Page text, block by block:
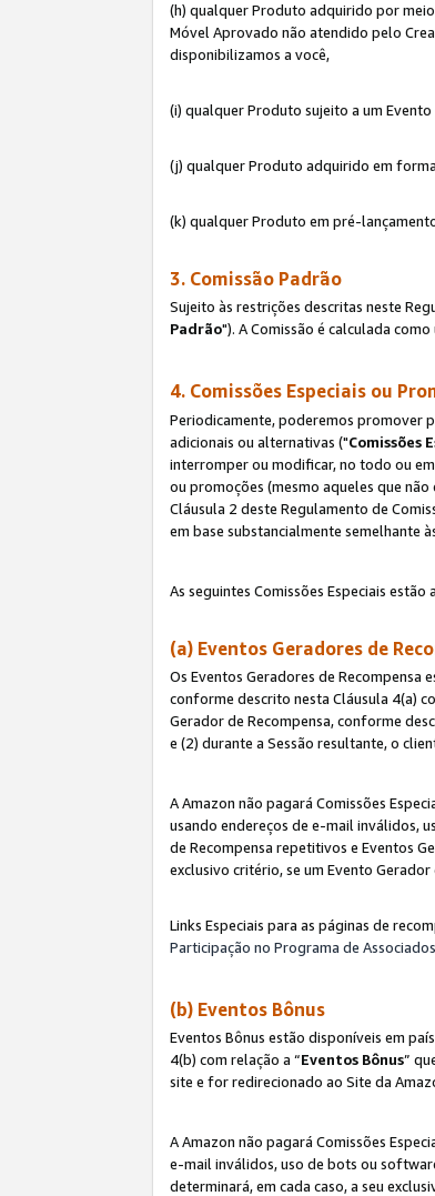
(h) qualquer Produto adquirido por
Móvel Aprovado não atendido pelo
disponibilizamos a você,
(i) qualquer Produto sujeito a um
(j) qualquer Produto adquirido em
(k) qualquer Produto em pré-
3. Comissão Padrão
Sujeito às restrições descritas neste
Padrão"). A Comissão é calculada
4. Comissões Especiais ou
Periodicamente, poderemos promover
adicionais ou alternativas ("Comissões
interromper ou modificar, no todo ou
ou promoções (mesmo aqueles que
Cláusula 2 deste Regulamento de
em base substancialmente semelhante
As seguintes Comissões Especiais
(a) Eventos Geradores de
Os Eventos Geradores de Recompensa
conforme descrito nesta Cláusula 4(a)
Gerador de Recompensa, conforme
e (2) durante a Sessão resultante, o
A Amazon não pagará Comissões
usando endereços de e-mail inválidos,
de Recompensa repetitivos e Eventos
exclusivo critério, se um Evento
Links Especiais para as páginas de
Participação no Programa de Associados
(b) Eventos Bônus
Eventos Bônus estão disponíveis em
4(b) com relação a “Eventos Bônus”
site e for redirecionado ao Site da
A Amazon não pagará Comissões
e-mail inválidos, uso de bots ou
determinará, em cada caso, a seu